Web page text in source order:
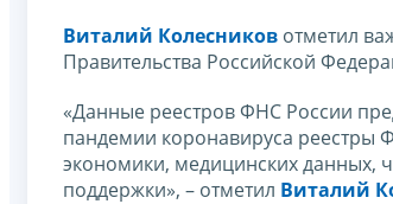
Виталий Колесников отметил
Правительства Российской
«Данные реестров ФНС России
пандемии коронавируса реестры
экономики, медицинских данных,
поддержки», – отметил Виталий